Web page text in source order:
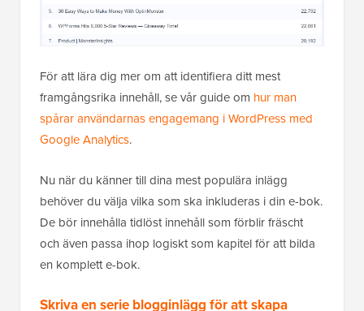
För att lära dig mer om att identifiera ditt mest
framgångsrika innehåll, se vår guide om hur man
spårar användarnas engagemang i WordPress med
Google Analytics.
Nu när du känner till dina mest populära inlägg
behöver du välja vilka som ska inkluderas i din e-bok.
De bör innehålla tidlöst innehåll som förblir fräscht
och även passa ihop logiskt som kapitel för att bilda
en komplett e-bok.
Skriva en serie blogginlägg för att skapa